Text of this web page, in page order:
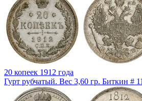
20 копеек 1912 года
Гурт рубчатый. Вес 3,60 гр. Биткин #